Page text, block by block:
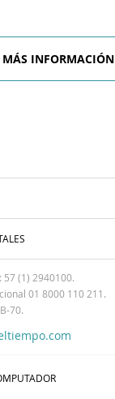
MÁS INFORMACIÓN
57 (1) 2940100.
01 8000 110 211.
70.